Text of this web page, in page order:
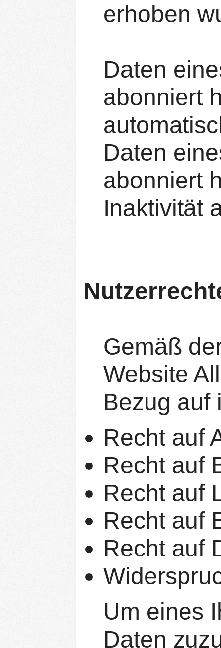
erhoben
Daten
abonniert
Daten
abonniert
Inaktivität
Gemäß
Website
Bezug auf
Recht auf
Recht auf
Recht auf
Recht auf
Recht auf
Um eines
Daten